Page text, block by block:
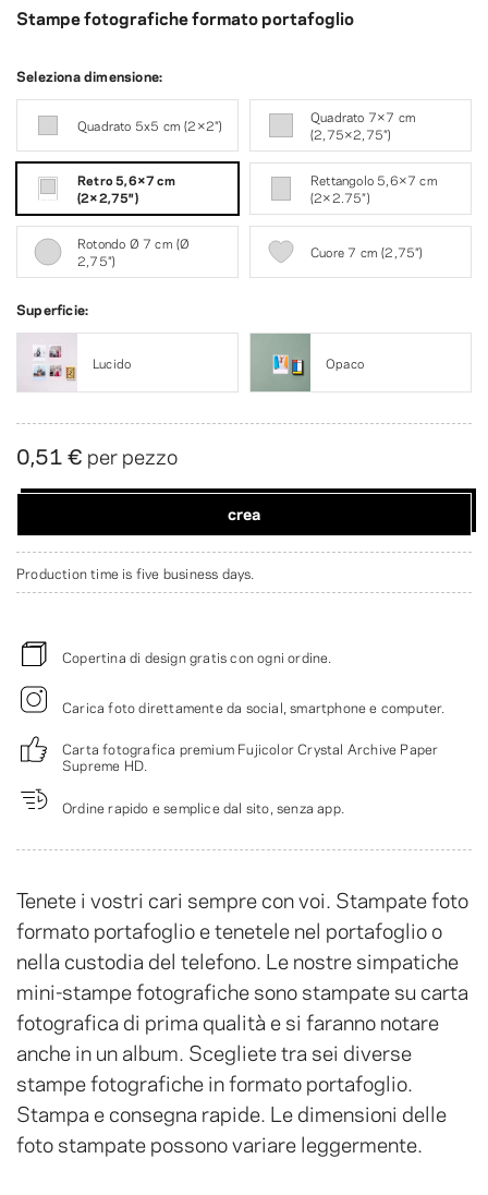
Stampe fotografiche formato portafoglio
Tenete i vostri cari sempre con voi. Stampate foto
formato portafoglio e tenetele nel portafoglio o
nella custodia del telefono. Le nostre simpatiche
mini-stampe fotografiche sono stampate su carta
fotografica di prima qualità e si faranno notare
anche in un album. Scegliete tra sei diverse
stampe fotografiche in formato portafoglio.
Stampa e consegna rapide. Le dimensioni delle
foto stampate possono variare leggermente.
Seleziona dimensione:
Quadrato 5x5 cm (2×2″)
Quadrato 7×7 cm
(2,75×2,75″)
Retro 5,6×7 cm
(2×2,75″)
Rettangolo 5,6×7 cm
(2×2.75″)
Rotondo Ø 7 cm (Ø
2,75″)
Cuore 7 cm (2,75″)
Superficie:
Lucido Opaco
0,51 € per pezzo
crea
Production time is five business days.
Copertina di design gratis con ogni ordine.
Carica foto direttamente da social, smartphone e computer.
Carta fotografica premium Fujicolor Crystal Archive Paper
Supreme HD.
Ordine rapido e semplice dal sito, senza app.